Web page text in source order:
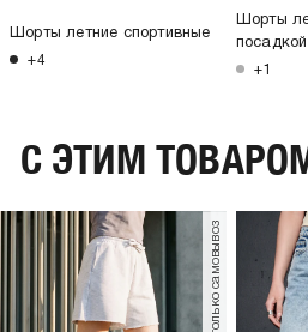
Шорты летние спортивные
+4
Шорты
посадкой
+1
C ЭТИМ
только самовывоз